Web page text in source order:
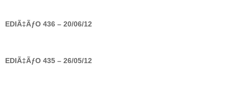
EDIÃ‡ÃƒO 436 – 20/06/12
EDIÃ‡ÃƒO 435 – 26/05/12